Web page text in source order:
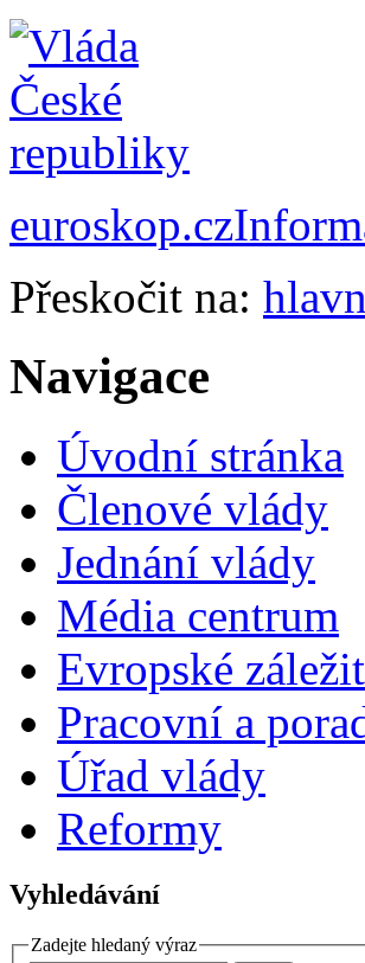
euroskop.cz
Přeskočit na:
Navigace
Úvodní stránka
Členové vlády
Jednání vlády
Média centrum
Evropské
Pracovní a
Úřad vlády
Reformy
Vyhledávání
Zadejte hledaný výraz